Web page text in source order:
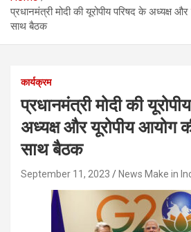
प्रधानमंत्री मोदी की यूरोपीय परिषद के अध्यक्ष
साथ बैठक
कार्यक्रम
प्रधानमंत्री मोदी की
अध्यक्ष और यूरोपीय आयोग
साथ बैठक
September 11, 2023 News Make in